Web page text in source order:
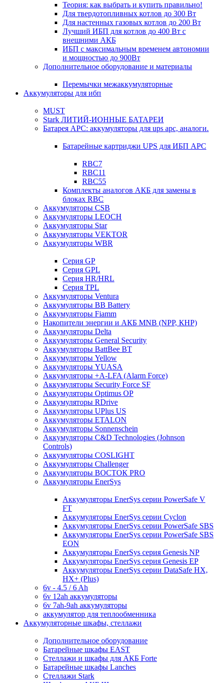
Теория: как выбрать и купить правильно!
Для твердотопливных котлов до 300 Вт
Для настенных газовых котлов до 200 Вт
Лучший ИБП для котлов до 400 Вт с
внешними АКБ
ИБП с максимальным временем автономии
и мощностью до 900Вт
Дополнительное оборудование и материалы
Перемычки межаккумуляторные
Аккумуляторы для ибп
MUST
Stark ЛИТИЙ-ИОННЫЕ БАТАРЕИ
Батарея APC: аккумуляторы для ups apc, аналоги.
Батарейные картриджи UPS для ИБП APC
RBC7
RBC11
RBC55
Комплекты аналогов АКБ для замены в
блоках RBC
Аккумуляторы CSB
Аккумуляторы LEOCH
Аккумуляторы Star
Аккумуляторы VEKTOR
Аккумуляторы WBR
Cерия GP
Серия GPL
Серия HR/HRL
Серия TPL
Аккумуляторы Ventura
Аккумуляторы BB Battery
Аккумуляторы Fiamm
Накопители энергии и АКБ MNB (NPP, КНР)
Аккумуляторы Delta
Аккумуляторы General Security
Аккумуляторы BattBee BT
Аккумуляторы Yellow
Аккумуляторы YUASA
Аккумуляторы +A-LFA (Alarm Force)
Аккумуляторы Security Force SF
Аккумуляторы Optimus OP
Аккумуляторы RDrive
Аккумуляторы UPlus US
Аккумуляторы ETALON
Аккумуляторы Sonnenschein
Аккумуляторы С&D Technologies (Johnson
Controls)
Аккумуляторы COSLIGHT
Аккумуляторы Challenger
Аккумуляторы ВОСТОК PRO
Аккумуляторы EnerSys
Аккумуляторы EnerSys серии PowerSafe V
FT
Аккумуляторы EnerSys серии Cyclon
Аккумуляторы EnerSys серии PowerSafe SBS
Аккумуляторы EnerSys серии PowerSafe SBS
EON
Аккумуляторы EnerSys серия Genesis NP
Аккумуляторы EnerSys серия Genesis EP
Аккумуляторы EnerSys серии DataSafe HX,
HX+ (Plus)
6v - 4.5 / 6 Ah
6v 12ah аккумуляторы
6v 7ah-9ah аккумуляторы
аккумулятор для теплообменника
Аккумуляторные шкафы, стеллажи
Дополнительное оборудование
Батарейные шкафы EAST
Стеллажи и шкафы для АКБ Forte
Батарейные шкафы Lanches
Стеллажи Stark